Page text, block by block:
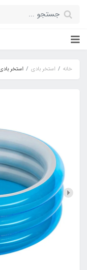
خانه استخر بادی استخر